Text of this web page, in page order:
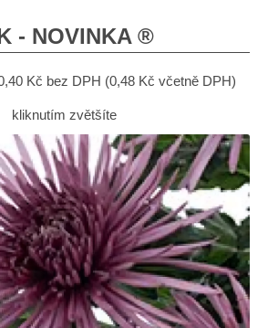
- NOVINKA ®
Kč bez DPH (0,48 Kč včetně DPH)
kliknutím zvětšíte